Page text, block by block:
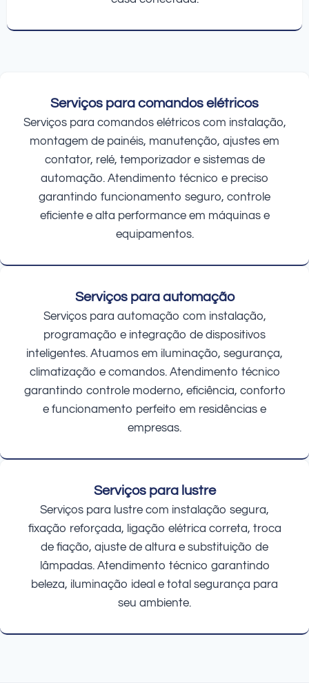
Serviços para comandos elétricos
Serviços para comandos elétricos com instalação,
montagem de painéis, manutenção, ajustes em
contator, relé, temporizador e sistemas de
automação. Atendimento técnico e preciso
garantindo funcionamento seguro, controle
eficiente e alta performance em máquinas e
equipamentos.
Serviços para automação
Serviços para automação com instalação,
programação e integração de dispositivos
inteligentes. Atuamos em iluminação, segurança,
climatização e comandos. Atendimento técnico
garantindo controle moderno, eficiência, conforto
e funcionamento perfeito em residências e
empresas.
Serviços para lustre
Serviços para lustre com instalação segura,
fixação reforçada, ligação elétrica correta, troca
de fiação, ajuste de altura e substituição de
lâmpadas. Atendimento técnico garantindo
beleza, iluminação ideal e total segurança para
seu ambiente.